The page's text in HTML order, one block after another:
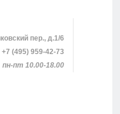
пер., д.1/6
+7 (495) 959-42-73
пн-пт 10.00-18.00